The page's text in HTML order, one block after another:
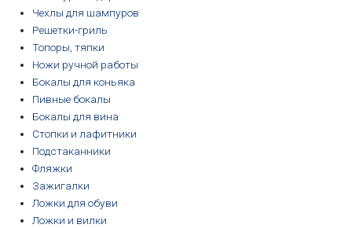
Чехлы для шампуров
Решетки-гриль
Топоры, тяпки
Ножи ручной работы
Бокалы для коньяка
Пивные бокалы
Бокалы для вина
Стопки и лафитники
Подстаканники
Фляжки
Зажигалки
Ложки для обуви
Ложки и вилки